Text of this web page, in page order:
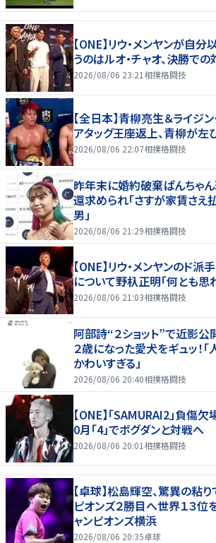
【ONE】リウ・メンヤンが自
うのはルオ・チャオ、決勝で
2026/08/06 23:21 相撲格闘技
【全日本】青柳亮生＆ライジ
アタッグ王座返上、青柳が左
2026/08/06 22:07相撲格闘技
昨年末に婚約破棄ぱんちゃ
還求められ「さすが家賃さえ
男」
2026/08/06 21:29相撲格闘技
【ONE】リウ・メンヤンのド派
について野杁正明「何とも思
2026/08/06 21:03相撲格闘技
阿部詩“２ショット”で近影公
２歳になった愛犬をギュッ！「
かわいすぎる」
2026/08/06 20:40相撲格闘技
【ONE】「SAMURAI2」負傷
0月「4」でボグダンと対戦へ
2026/08/06 20:01 相撲格闘技
【卓球】松島輝空、驚異の粘
ピオンズ２勝目へ世界１３
ャンピオンズ横浜
2026/08/06 20:35卓球